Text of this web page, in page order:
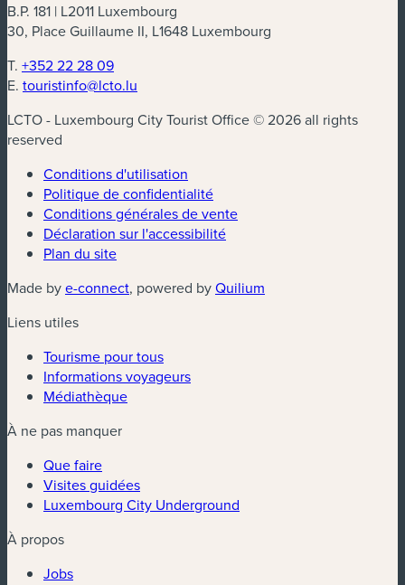
B.P. 181 | L2011 Luxembourg
30, Place Guillaume II, L1648 Luxembourg
T. +352 22 28 09
E. touristinfo@lcto.lu
LCTO - Luxembourg City Tourist Office © 2026 all rights
reserved
Conditions d'utilisation
Politique de confidentialité
Conditions générales de vente
Déclaration sur l'accessibilité
Plan du site
Made bye-connect(nouvelle fenêtre)
, powered byQuilium
Liens utiles
Tourisme pour tous
Informations voyageurs
Médiathèque
À ne pas manquer
Que faire
Visites guidées
Luxembourg City Underground
À propos
Jobs